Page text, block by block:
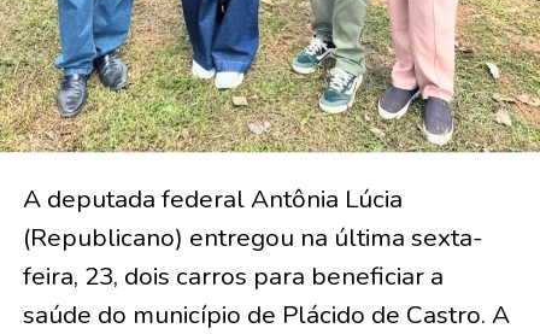
A deputada federal Antônia Lúcia
(Republicano) entregou na última sexta-
feira, 23, dois carros para beneficiar a
saúde do município de Plácido de Castro. A